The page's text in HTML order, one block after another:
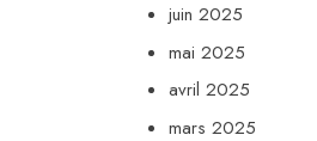
juin 2025
mai 2025
avril 2025
mars 2025